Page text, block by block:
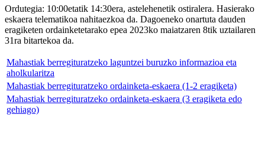
Ordutegia: 10:00etatik 14:30era, astelehenetik ostiralera. Hasierako
eskaera telematikoa nahitaezkoa da. Dagoeneko onartuta dauden
eragiketen ordainketetarako epea 2023ko maiatzaren 8tik uztailaren
31ra bitartekoa da.
Mahastiak berregituratzeko laguntzei buruzko informazioa eta
aholkularitza
Mahastiak berregituratzeko ordainketa-eskaera (1-2 eragiketa)
Mahastiak berregituratzeko ordainketa-eskaera (3 eragiketa edo
gehiago)